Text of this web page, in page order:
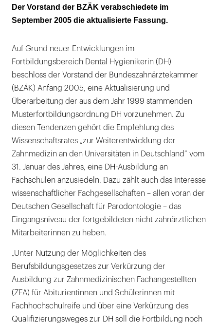
Der Vorstand der BZÄK verabschiedete im
September 2005 die aktualisierte Fassung.
Auf Grund neuer Entwicklungen im
Fortbildungsbereich Dental Hygienikerin (DH)
beschloss der Vorstand der Bundeszahnärztekammer
(BZÄK) Anfang 2005, eine Aktualisierung und
Überarbeitung der aus dem Jahr 1999 stammenden
Musterfortbildungsordnung DH vorzunehmen. Zu
diesen Tendenzen gehört die Empfehlung des
Wissenschaftsrates „zur Weiterentwicklung der
Zahnmedizin an den Universitäten in Deutschland“ vom
31. Januar des Jahres, eine DH-Ausbildung an
Fachschulen anzusiedeln. Dazu zählt auch das Interesse
wissenschaftlicher Fachgesellschaften – allen voran der
Deutschen Gesellschaft für Parodontologie – das
Eingangsniveau der fortgebildeten nicht zahnärztlichen
Mitarbeiterinnen zu heben.
„Unter Nutzung der Möglichkeiten des
Berufsbildungsgesetzes zur Verkürzung der
Ausbildung zur Zahnmedizinischen Fachangestellten
(ZFA) für Abiturientinnen und Schülerinnen mit
Fachhochschulreife und über eine Verkürzung des
Qualifizierungsweges zur DH soll die Fortbildung noch